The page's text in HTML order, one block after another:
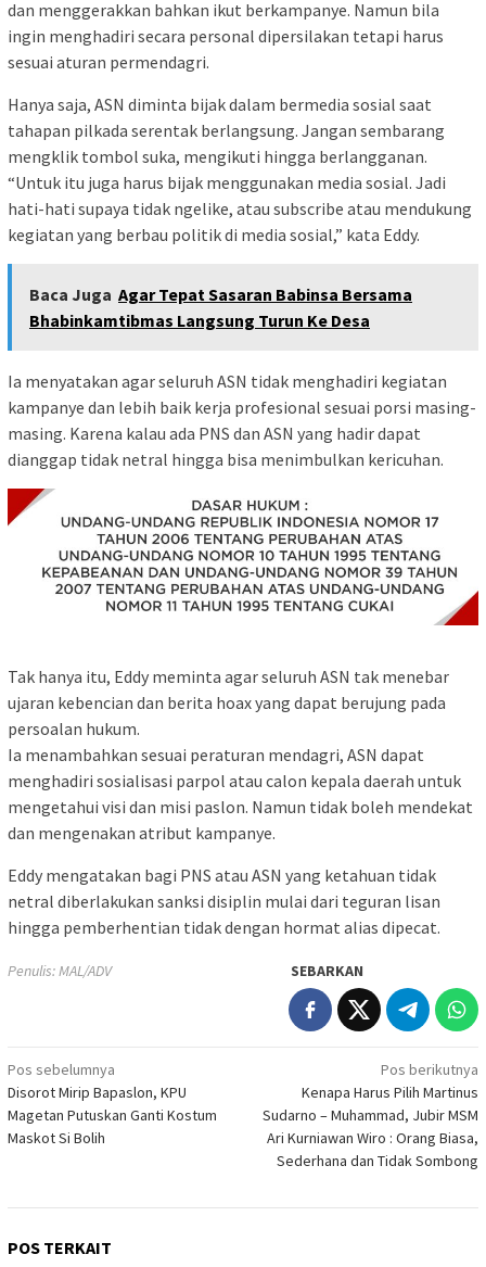
dan menggerakkan bahkan ikut berkampanye. Namun bila
ingin menghadiri secara personal dipersilakan tetapi harus
sesuai aturan permendagri.
Hanya saja, ASN diminta bijak dalam bermedia sosial saat
tahapan pilkada serentak berlangsung. Jangan sembarang
mengklik tombol suka, mengikuti hingga berlangganan.
“Untuk itu juga harus bijak menggunakan media sosial. Jadi
hati-hati supaya tidak ngelike, atau subscribe atau mendukung
kegiatan yang berbau politik di media sosial,” kata Eddy.
Baca Juga Agar Tepat Sasaran Babinsa Bersama
Bhabinkamtibmas Langsung Turun Ke Desa
Ia menyatakan agar seluruh ASN tidak menghadiri kegiatan
kampanye dan lebih baik kerja profesional sesuai porsi masing-
masing. Karena kalau ada PNS dan ASN yang hadir dapat
dianggap tidak netral hingga bisa menimbulkan kericuhan.
Tak hanya itu, Eddy meminta agar seluruh ASN tak menebar
ujaran kebencian dan berita hoax yang dapat berujung pada
persoalan hukum.
Ia menambahkan sesuai peraturan mendagri, ASN dapat
menghadiri sosialisasi parpol atau calon kepala daerah untuk
mengetahui visi dan misi paslon. Namun tidak boleh mendekat
dan mengenakan atribut kampanye.
Eddy mengatakan bagi PNS atau ASN yang ketahuan tidak
netral diberlakukan sanksi disiplin mulai dari teguran lisan
hingga pemberhentian tidak dengan hormat alias dipecat.
Penulis: MAL/ADV SEBARKAN
Navigasi
pos
Pos sebelumnya
Disorot Mirip Bapaslon, KPU
Magetan Putuskan Ganti Kostum
Maskot Si Bolih
Pos berikutnya
Kenapa Harus Pilih Martinus
Sudarno – Muhammad, Jubir MSM
Ari Kurniawan Wiro : Orang Biasa,
Sederhana dan Tidak Sombong
POS TERKAIT